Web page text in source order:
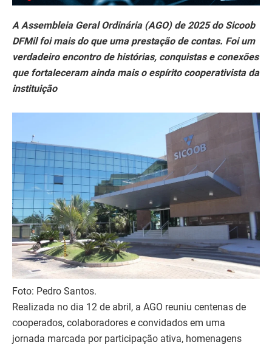
A Assembleia Geral Ordinária (AGO) de 2025 do Sicoob
DFMil foi mais do que uma prestação de contas. Foi um
verdadeiro encontro de histórias, conquistas e conexões
que fortaleceram ainda mais o espírito cooperativista da
instituição
Foto: Pedro Santos.
Realizada no dia 12 de abril, a AGO reuniu centenas de
cooperados, colaboradores e convidados em uma
jornada marcada por participação ativa, homenagens